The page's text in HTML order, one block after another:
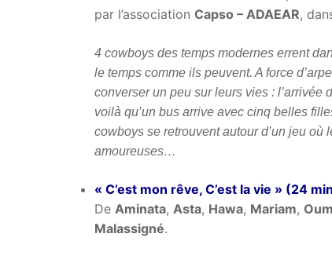
par l’association Capso – ADAEAR,
4 cowboys des temps modernes errent
le temps comme ils peuvent. A force
converser un peu sur leurs vies :
voilà qu’un bus arrive avec cinq belles
cowboys se retrouvent autour d’un jeu
amoureuses…
« C’est mon rêve, C’est la vie » (24
De Aminata, Asta, Hawa, Mariam,
Malassigné.